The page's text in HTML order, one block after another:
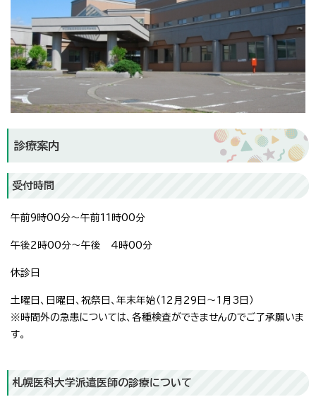
診療案内
受付時間
午前9時00分～午前11時00分
午後2時00分～午後 4時00分
休診日
土曜日、日曜日、祝祭日、年末年始（12月29日～1月3日）
※時間外の急患については、各種検査ができませんのでご了承願いま
す。
札幌医科大学派遣医師の診療について